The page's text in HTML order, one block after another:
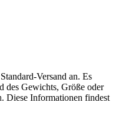
Versand an. Es
des Gewichts, Größe oder
Diese Informationen findest